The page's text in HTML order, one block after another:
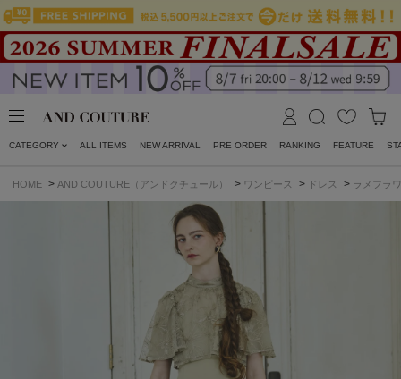
CATEGORY ALL ITEMS NEW ARRIVAL PRE ORDER RANKING FEATURE
HOME > AND COUTURE（アンドクチュール） > ワンピース > ドレス > ラメフラ